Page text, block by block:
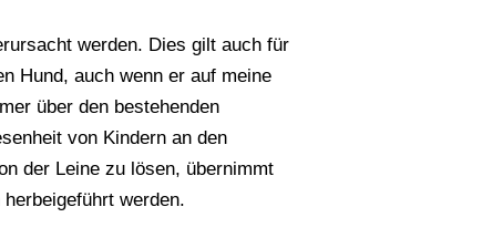
werden. Dies gilt auch für
Hund, auch wenn er auf meine
über den bestehenden
von Kindern an den
der Leine zu lösen, übernimmt
werden.